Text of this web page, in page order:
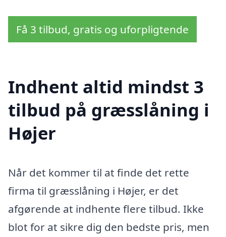
Få 3 tilbud, gratis og uforpligtende
Indhent altid mindst 3
tilbud på græsslåning i
Højer
Når det kommer til at finde det rette
firma til græsslåning i Højer, er det
afgørende at indhente flere tilbud. Ikke
blot for at sikre dig den bedste pris, men